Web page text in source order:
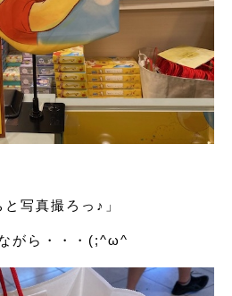
と写真撮ろっ♪」
がら・・・(;^ω^